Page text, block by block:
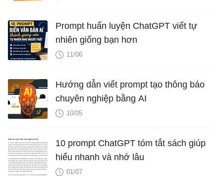
Prompt huấn luyện ChatGPT viết tự
nhiên giống bạn hơn
11/06
Hướng dẫn viết prompt tạo thông báo
chuyên nghiệp bằng AI
10/05
10 prompt ChatGPT tóm tắt sách giúp
hiểu nhanh và nhớ lâu
01/07